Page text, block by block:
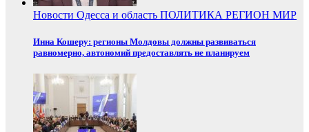
Новости Одесса и область ПОЛИТИКА РЕГИОН МИР
Инна Кошеру: регионы Молдовы должны развиваться
равномерно, автономий предоставлять не планируем